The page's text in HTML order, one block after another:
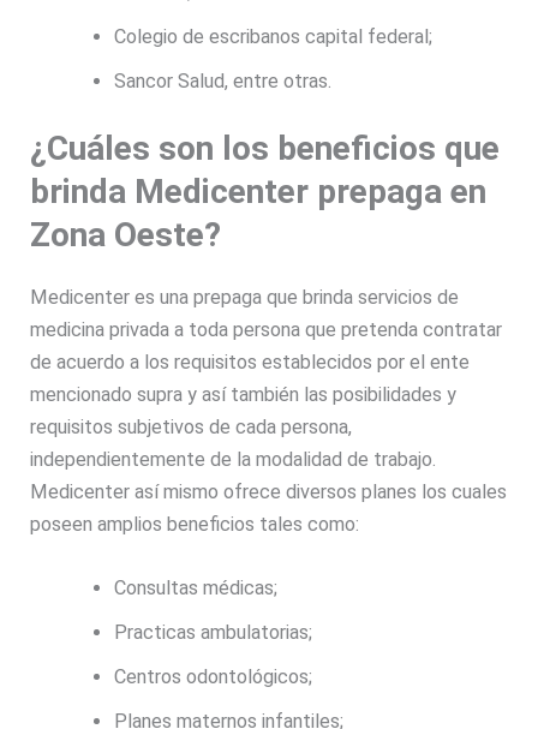
Colegio de escribanos capital federal;
Sancor Salud, entre otras.
¿Cuáles son los beneficios que
brinda Medicenter prepaga en
Zona Oeste?
Medicenter es una prepaga que brinda servicios de
medicina privada a toda persona que pretenda contratar
de acuerdo a los requisitos establecidos por el ente
mencionado supra y así también las posibilidades y
requisitos subjetivos de cada persona,
independientemente de la modalidad de trabajo.
Medicenter así mismo ofrece diversos planes los cuales
poseen amplios beneficios tales como:
Consultas médicas;
Practicas ambulatorias;
Centros odontológicos;
Planes maternos infantiles;